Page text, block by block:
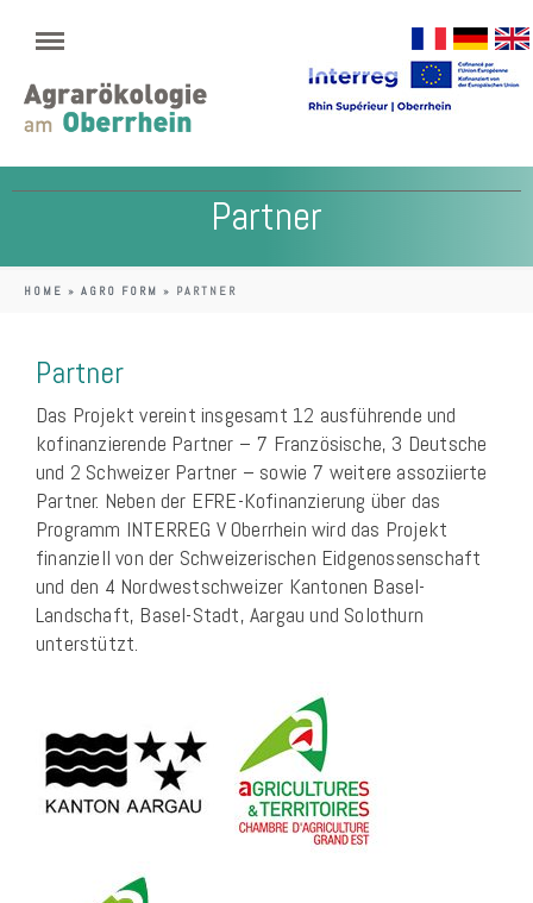
Partner
HOME » AGRO FORM » PARTNER
Partner
Das Projekt vereint insgesamt 12 ausführende und
kofinanzierende Partner – 7 Französische, 3 Deutsche
und 2 Schweizer Partner – sowie 7 weitere assoziierte
Partner. Neben der EFRE-Kofinanzierung über das
Programm INTERREG V Oberrhein wird das Projekt
finanziell von der Schweizerischen Eidgenossenschaft
und den 4 Nordwestschweizer Kantonen Basel-
Landschaft, Basel-Stadt, Aargau und Solothurn
unterstützt.